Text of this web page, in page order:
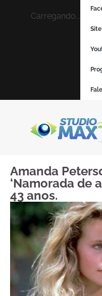
Carregando...
Amanda
‘Namorada de
43 anos.